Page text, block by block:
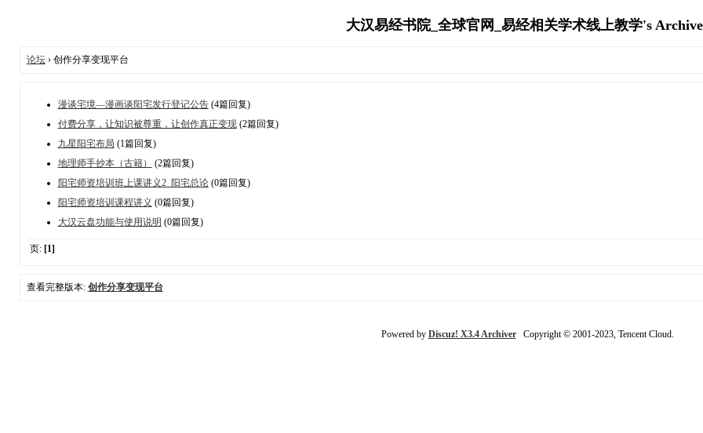
大汉易经书院_全球官网_易经相关学术线上教学's
论坛› 创作分享变现平台
漫谈宅境—漫画谈阳宅发行登记公告(4篇回复)
付费分享，让知识被尊重，让创作真正变现(2篇回复)
九星阳宅布局 (1篇回复)
地理师手抄本（古籍）
(2篇回复)
阳宅师资培训班上课讲义2_阳宅总论(0篇回复)
阳宅师资培训课程讲义 (0篇回复)
大汉云盘功能与使用说明 (0篇回复)
页: [1]
查看完整版本: 创作分享变现平台
Powered by Discuz! X3.4 ArchiverCopyright © 2001-2023, Tencent Cloud.